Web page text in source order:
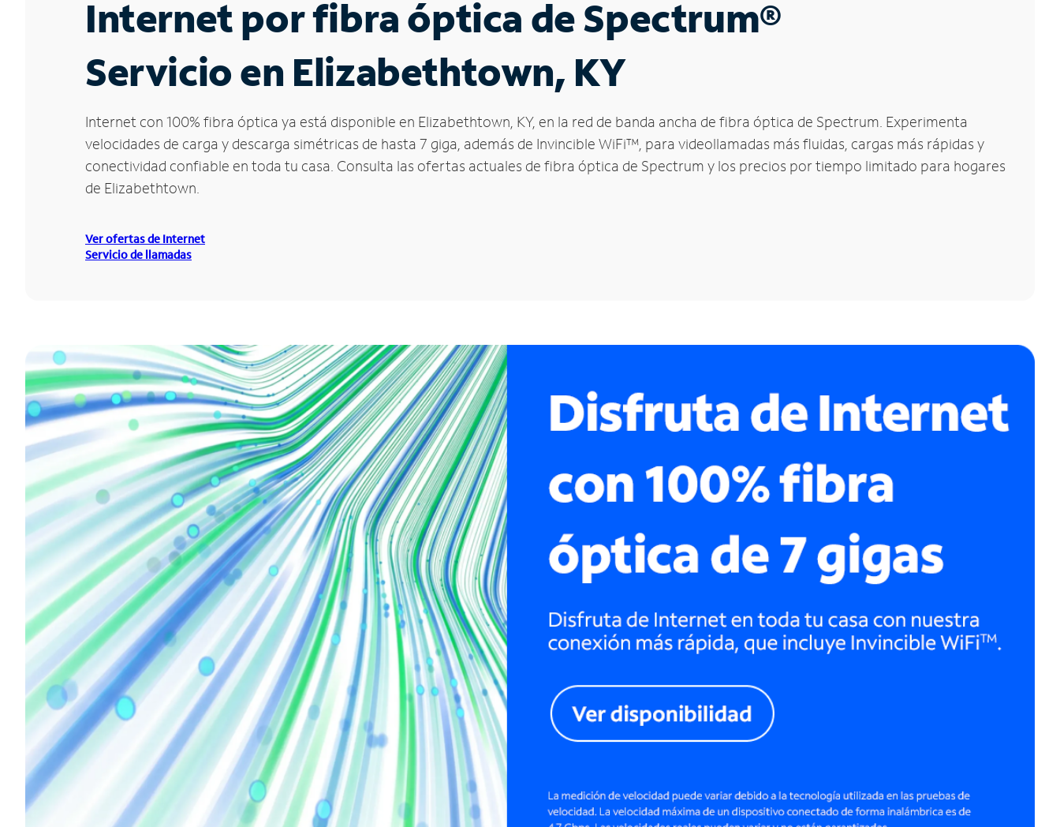
Internet por fibra óptica de Spectrum®
Servicio en Elizabethtown, KY
Internet con 100% fibra óptica ya está disponible en Elizabethtown, KY, en la red de banda ancha de fibra óptica de Spectrum. Experimenta
velocidades de carga y descarga simétricas de hasta 7 giga, además de Invincible WiFi™, para videollamadas más fluidas, cargas más rápidas y
conectividad confiable en toda tu casa. Consulta las ofertas actuales de fibra óptica de Spectrum y los precios por tiempo limitado para hogares
de Elizabethtown.
Ver ofertas de Internet
Servicio de llamadas